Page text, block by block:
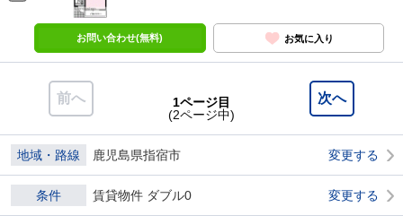
お問い合わせ(無料) お気に入り
前へ 次へ
1ページ目
(2ページ中)
地域・路線 鹿児島県指宿市 変更する
条件 賃貸物件 ダブル0 変更する